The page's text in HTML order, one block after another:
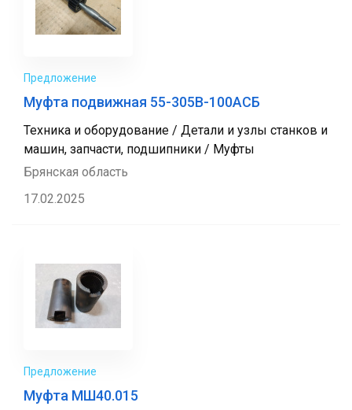
Предложение
Муфта подвижная 55-305В-100АСБ
Техника и оборудование / Детали и узлы станков и
машин, запчасти, подшипники / Муфты
Брянская область
17.02.2025
Предложение
Муфта МШ40.015